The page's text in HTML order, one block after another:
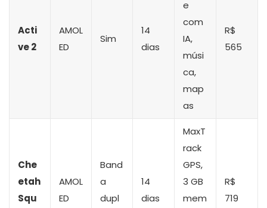
Acti
ve 2
AMOL
ED
Sim
14
dias
e
com
IA,
músi
ca,
map
as
R$
565
Che
etah
Squ
AMOL
ED
Band
a
dupl
14
dias
MaxT
rack
GPS,
3 GB
mem
R$
719